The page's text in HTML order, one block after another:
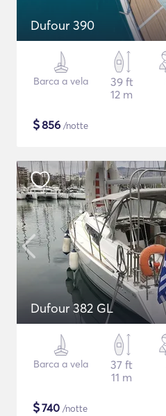
Dufour 390
Barca a vela
39 ft
12 m
$856 /notte
Dufour 382 GL
Barca a vela
37 ft
11 m
$740 /notte